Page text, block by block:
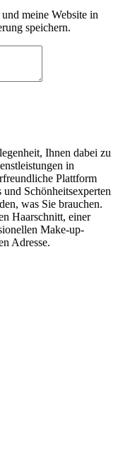
meine Website in
speichern.
Ihnen dabei zu
in
Plattform
Schönheitsexperten
was Sie brauchen.
Haarschnitt, einer
Make-up-
Adresse.